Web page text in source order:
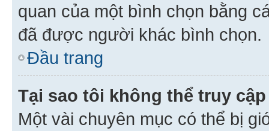
quan của một bình chọn bằng
đã được người khác bình chọn.
Đầu trang
Tại sao tôi không thể truy
Một vài chuyên mục có thể bị